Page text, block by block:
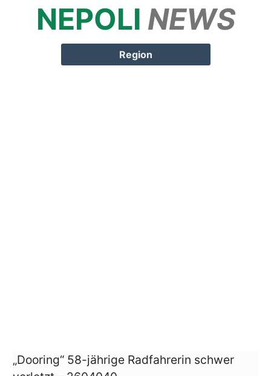
NEPOLI NEWS
Region
„Dooring“ 58-jährige Radfahrerin schwer